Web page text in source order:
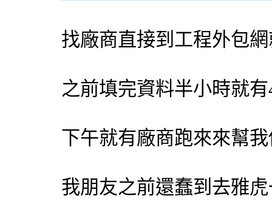
找廠商直接到工程外包網
之前填完資料半小時就
下午就有廠商跑來來幫
我朋友之前還蠢到去雅